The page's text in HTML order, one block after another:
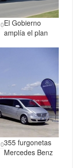
0El Gobierno
amplía el plan
0355 furgonetas
Mercedes Benz